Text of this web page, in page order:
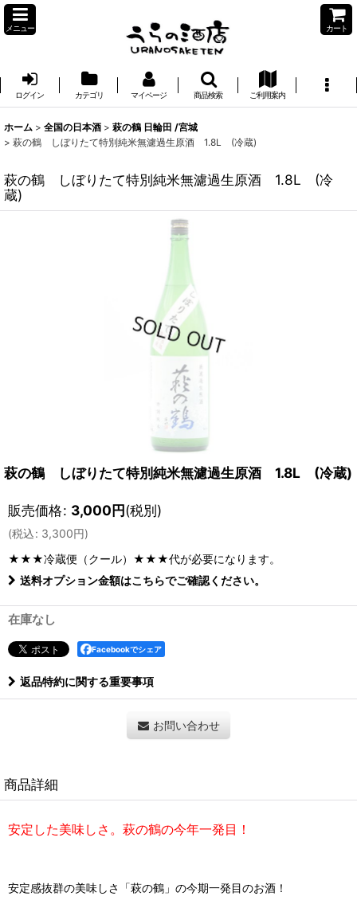
メニュー カート
ログイン カテゴリ マイページ 商品検索 ご利用案内
ホーム > 全国の日本酒 > 萩の鶴 日輪田 /宮城
> 萩の鶴 しぼりたて特別純米無濾過生原酒 1.8L (冷蔵)
萩の鶴 しぼりたて特別純米無濾過生原酒 1.8L (冷
蔵)
萩の鶴 しぼりたて特別純米無濾過生原酒 1.8L (冷蔵)
販売価格: 3,000円(税別)
(税込: 3,300円)
★★★冷蔵便（クール）★★★代が必要になります。
送料オプション金額はこちらでご確認ください。
在庫なし
Facebookでシェア
返品特約に関する重要事項
お問い合わせ
商品詳細
安定した美味しさ。萩の鶴の今年一発目！
安定感抜群の美味しさ「萩の鶴」の今期一発目のお酒！